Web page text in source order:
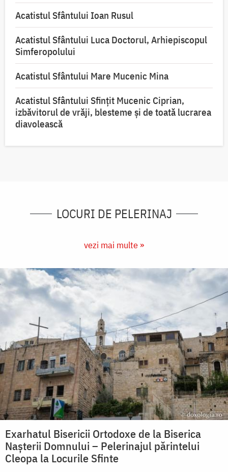
Acatistul Sfântului Ioan Rusul
Acatistul Sfântului Luca Doctorul, Arhiepiscopul
Simferopolului
Acatistul Sfântului Mare Mucenic Mina
Acatistul Sfântului Sfințit Mucenic Ciprian,
izbăvitorul de vrăji, blesteme și de toată lucrarea
diavolească
LOCURI DE PELERINAJ
vezi mai multe »
Exarhatul Bisericii Ortodoxe de la Biserica
Nașterii Domnului – Pelerinajul părintelui
Cleopa la Locurile Sfinte